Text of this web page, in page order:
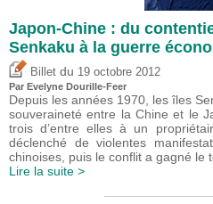
Japon-Chine : du
Senkaku à la guerre
Billet du 19 octobre 2012
Par Evelyne Dourille-Feer
Depuis les années 1970, les îles
souveraineté entre la Chine et le
trois d’entre elles à un
déclenché de violentes
chinoises, puis le conflit a gagné le
Lire la suite >